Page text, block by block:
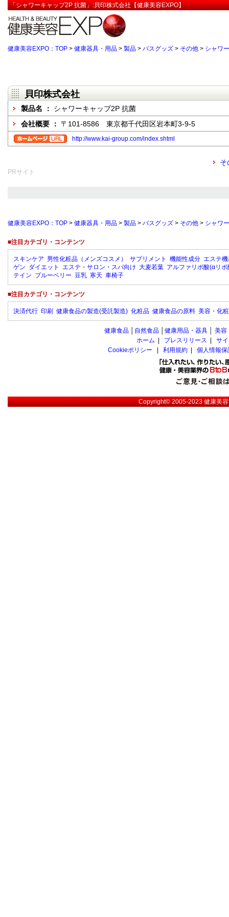
「シャワーキャップ2P 抗菌」:貝印株式会社【健康美容EXPO】
健康美容EXPO：TOP > 健康器具・用品 > 製品 > バスグッズ > その他 > シャワ
貝印株式会社
製品名 ： シャワーキャップ2P 抗菌
会社概要 ： 〒101-8586 東京都千代田区岩本町3-9-5
http://www.kai-group.com/index.shtml
そ
PRサイト
健康美容EXPO：TOP > 健康器具・用品 > 製品 > バスグッズ > その他 > シャワ
■注目カテゴリ・コンテンツ
スキンケア 男性化粧品（メンズコスメ） サプリメント 機能性成分 エステ
ゲン ダイエット エステ・サロン・スパ向け 大麦若葉 アルファリポ酸(αリポ
テイン ブルーベリー 豆乳 寒天 車椅子
■注目カテゴリ・コンテンツ
決済代行 印刷 健康食品の製造(受託製造) 化粧品 健康食品の原料 美容・化
健康食品 自然食品 健康用品・器具 美容
ホーム
プレスリリース
サ
Cookieポリシー
利用規約 個人情報
Copyright© 2005-2023健康美